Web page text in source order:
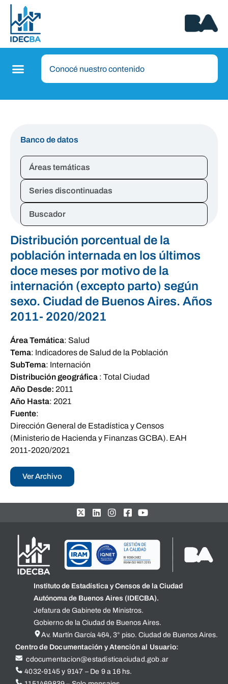
Banco de datos
Áreas temáticas
Series discontinuadas
Buscador
Distribución porcentual de la
población internada en los últimos
doce meses por motivo de la
internación (excepto parto) según
sexo. Ciudad de Buenos Aires. Años
2011- 2020/2021
Área Temática: Salud
Tema: Indicadores de Salud de la Población
SubTema: Internación
Distribución geográfica : Total Ciudad
Año Desde: 2011
Año Hasta: 2021
Fuente:
Dirección General de Estadística y Censos
(Ministerio de Hacienda y Finanzas GCBA). EAH
2011-2020/2021
Ver Archivo
Instituto de Estadística y Censos de la Ciudad
Autónoma de Buenos Aires (IDECBA).
Jefatura de Gabinete de Ministros.
Gobierno de la Ciudad de Buenos Aires.
Av. Martín García 464, 3° piso. Ciudad de Buenos Aires.
Centro de Documentación y Atención al Usuario:
cdocumentacion@estadisticaciudad.gob.ar
4032-9145 y 9147 – De 9 a 16 hs.